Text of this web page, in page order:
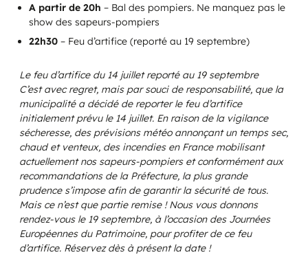
A partir de 20h – Bal des pompiers. Ne manquez pas le
show des sapeurs-pompiers
22h30 – Feu d’artifice (reporté au 19 septembre)
Le feu d’artifice du 14 juillet reporté au 19 septembre
C’est avec regret, mais par souci de responsabilité, que la
municipalité a décidé de reporter le feu d’artifice
initialement prévu le 14 juillet. En raison de la vigilance
sécheresse, des prévisions météo annonçant un temps sec,
chaud et venteux, des incendies en France mobilisant
actuellement nos sapeurs-pompiers et conformément aux
recommandations de la Préfecture, la plus grande
prudence s’impose afin de garantir la sécurité de tous.
Mais ce n’est que partie remise ! Nous vous donnons
rendez-vous le 19 septembre, à l’occasion des Journées
Européennes du Patrimoine, pour profiter de ce feu
d’artifice. Réservez dès à présent la date !
Les collectes
Liste des assistant(e)s maternel(le)s